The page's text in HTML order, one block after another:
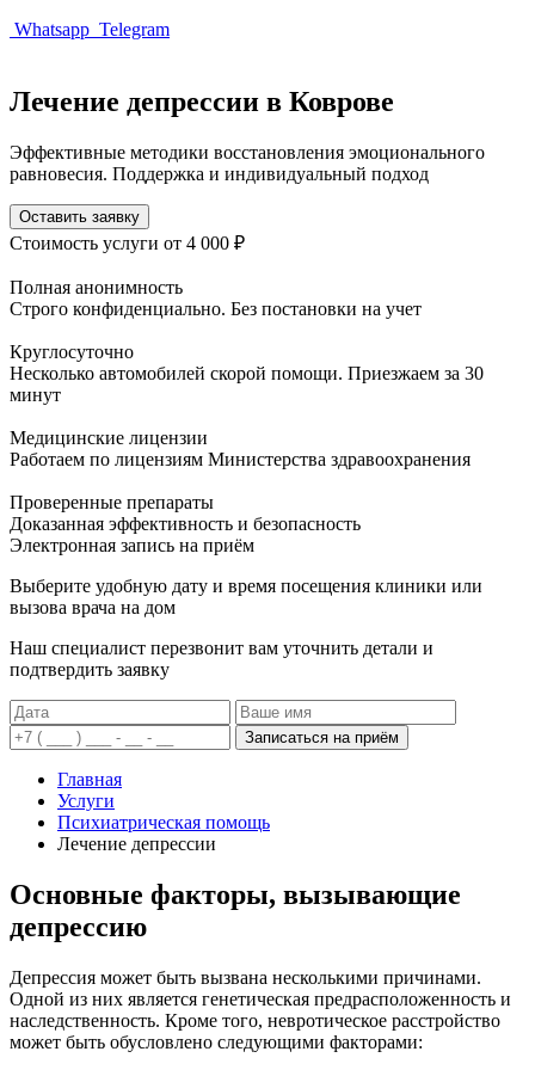
Whatsapp Telegram
Лечение депрессии в Коврове
Эффективные методики восстановления эмоционального
равновесия. Поддержка и индивидуальный подход
Оставить заявку
Стоимость услуги от 4 000 ₽
Полная анонимность
Строго конфиденциально. Без постановки на учет
Круглосуточно
Несколько автомобилей скорой помощи. Приезжаем за 30
минут
Медицинские лицензии
Работаем по лицензиям Министерства здравоохранения
Проверенные препараты
Доказанная эффективность и безопасность
Электронная запись на приём
Выберите удобную дату и время посещения клиники или
вызова врача на дом
Наш специалист перезвонит вам уточнить детали и
подтвердить заявку
Записаться на приём
Главная
Услуги
Психиатрическая помощь
Лечение депрессии
Основные факторы, вызывающие
депрессию
Депрессия может быть вызвана несколькими причинами.
Одной из них является генетическая предрасположенность и
наследственность. Кроме того, невротическое расстройство
может быть обусловлено следующими факторами: